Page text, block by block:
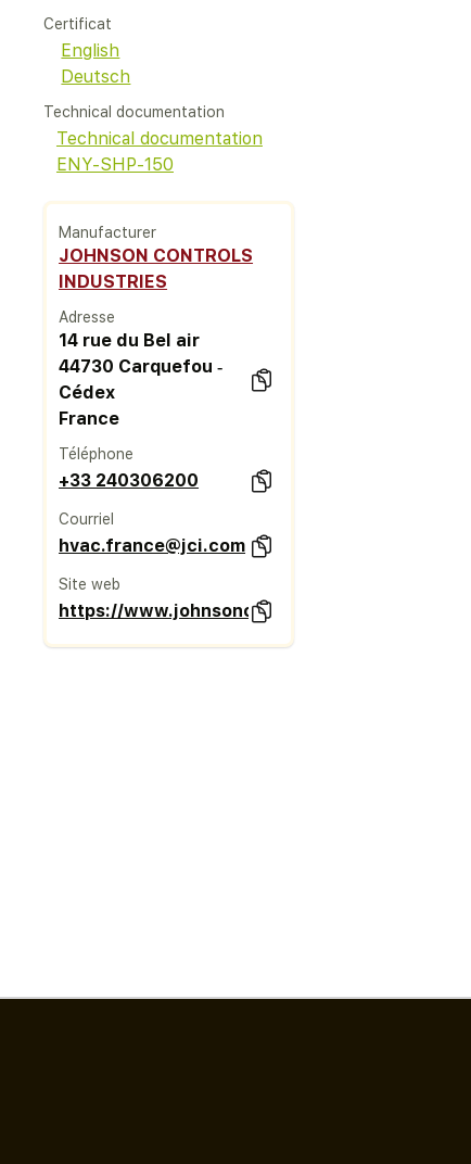
Certificat
English
Deutsch
Technical documentation
Technical documentation
ENY-SHP-150
Manufacturer
JOHNSON CONTROLS
INDUSTRIES
Adresse
14 rue du Bel air
44730 Carquefou ‐
Cédex
France
Téléphone
+33 240306200
Courriel
hvac.france@jci.com
Site web
https://www.johnsoncontrols.com/